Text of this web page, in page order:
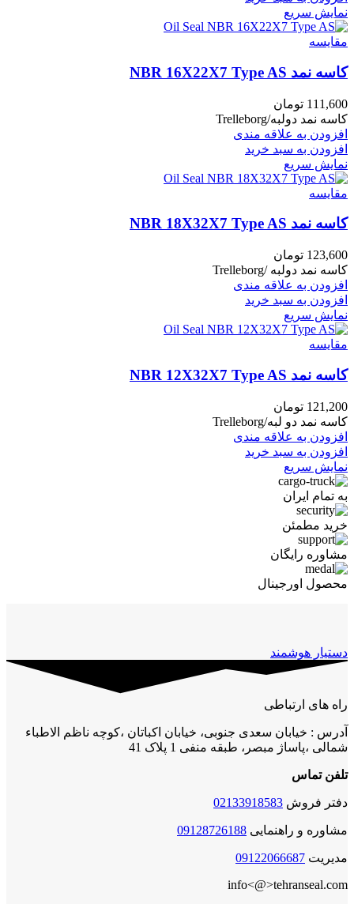
نمایش سریع
مقايسه
کاسه نمد NBR 16X22X7 Type AS
111,600 تومان
کاسه نمد دولبه/Trelleborg
افزودن به علاقه مندی
افزودن به سبد خرید
نمایش سریع
مقايسه
کاسه نمد NBR 18X32X7 Type AS
123,600 تومان
کاسه نمد دولبه /Trelleborg
افزودن به علاقه مندی
افزودن به سبد خرید
نمایش سریع
مقايسه
کاسه نمد NBR 12X32X7 Type AS
121,200 تومان
کاسه نمد دو لبه/Trelleborg
افزودن به علاقه مندی
افزودن به سبد خرید
نمایش سریع
به تمام ایران
خرید مطمئن
مشاوره رایگان
محصول اورجینال
دستیار هوشمند
راه های ارتباطی
آدرس : خیابان سعدی جنوبی، خیابان اکباتان ،کوچه ناظم الاطباء
شمالی ،پاساژ مبصر، طبقه منفی 1 پلاک 41
تلفن تماس
دفتر فروش 02133918583
مشاوره و راهنمایی 09128726188
مدیریت 09122066687
info<@>tehranseal.com